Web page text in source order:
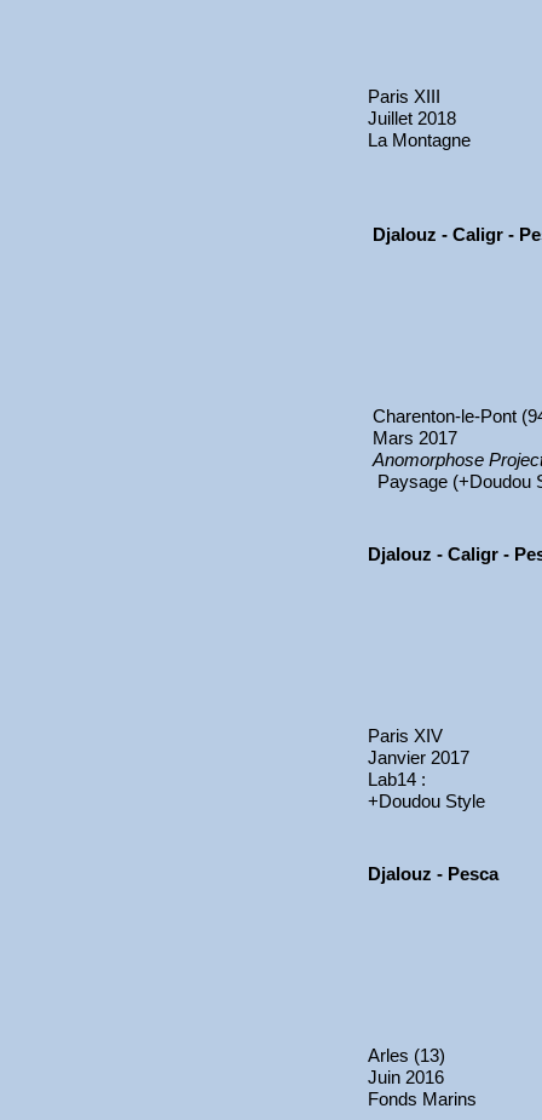
Paris XIII
Juillet 2018
La Montagne
Djalouz - Caligr -
Charenton-le-Pont
Mars 2017
Anomorphose
Paysage (+Doudou
Djalouz - Caligr -
Paris XIV
Janvier 2017
Lab14 :
+Doudou Style
Djalouz - Pesca
Arles (13)
Juin 2016
Fonds Marins